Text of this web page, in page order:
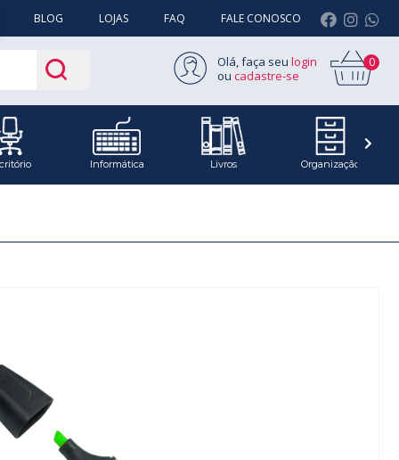
BLOG LOJAS FAQ FALE CONOSCO
Olá, faça seu login
ou cadastre-se
0
Informática Livros Organização